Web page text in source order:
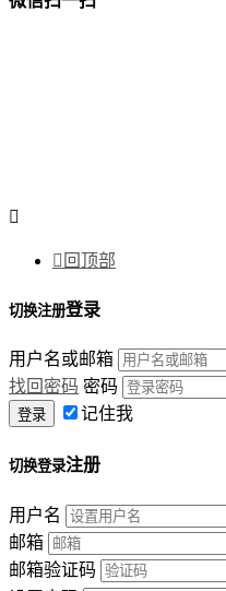

 回顶部
切换注册登录
用户名或邮箱
找回密码 密码
记住我
切换登录注册
用户名
邮箱
邮箱验证码